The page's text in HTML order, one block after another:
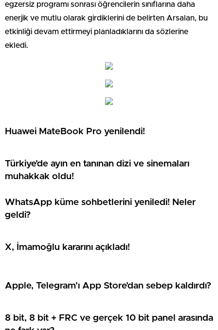
egzersiz programı sonrası öğrencilerin sınıflarına daha
enerjik ve mutlu olarak girdiklerini de belirten Arsalan, bu
etkinliği devam ettirmeyi planladıklarını da sözlerine
ekledi.
Huawei MateBook Pro yenilendi!
Türkiye’de ayın en tanınan dizi ve sinemaları
muhakkak oldu!
WhatsApp küme sohbetlerini yeniledi! Neler
geldi?
X, İmamoğlu kararını açıkladı!
Apple, Telegram’ı App Store’dan sebep kaldırdı?
8 bit, 8 bit + FRC ve gerçek 10 bit panel arasında